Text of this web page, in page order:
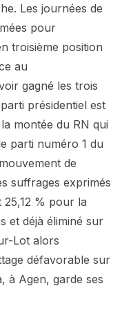
Les journées de
pour
troisième position
au
gagné les trois
présidentiel est
montée du RN qui
parti numéro 1 du
de
suffrages exprimés
% pour la
et déjà éliminé sur
Lot alors
défavorable sur
à Agen, garde ses